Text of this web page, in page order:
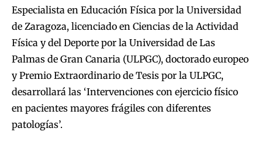
Especialista en Educación Física por la Universidad
de Zaragoza, licenciado en Ciencias de la Actividad
Física y del Deporte por la Universidad de Las
Palmas de Gran Canaria (ULPGC), doctorado europeo
y Premio Extraordinario de Tesis por la ULPGC,
desarrollará las ‘Intervenciones con ejercicio físico
en pacientes mayores frágiles con diferentes
patologías’.